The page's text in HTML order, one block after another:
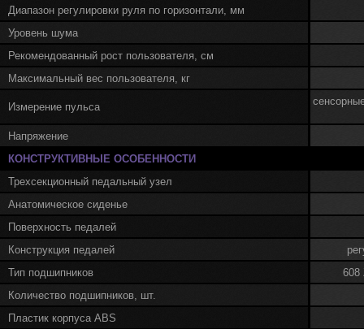
Диапазон регулировки руля по горизонтали, мм
Уровень шума
Рекомендованный рост пользователя, см
Максимальный вес пользователя, кг
Измерение пульса
Напряжение
КОНСТРУКТИВНЫЕ ОСОБЕННОСТИ
Трехсекционный педальный узел
Анатомическое сиденье
Поверхность педалей
Конструкция педалей
Тип подшипников
608
Количество подшипников, шт.
Пластик корпуса ABS